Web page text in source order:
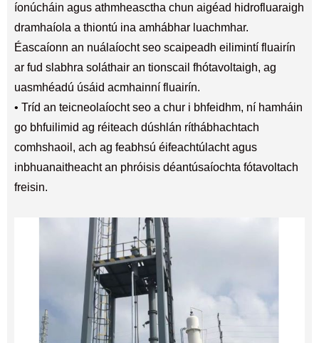
íonúcháin agus athmheasctha chun aigéad hidrofluaraigh
dramhaíola a thiontú ina amhábhar luachmhar.
Éascaíonn an nuálaíocht seo scaipeadh eilimintí fluairín
ar fud slabhra soláthair an tionscail fhótavoltaigh, ag
uasmhéadú úsáid acmhainní fluairín.
• Tríd an teicneolaíocht seo a chur i bhfeidhm, ní hamháin
go bhfuilimid ag réiteach dúshlán ríthábhachtach
comhshaoil, ach ag feabhsú éifeachtúlacht agus
inbhuanaitheacht an phróisis déantúsaíochta fótavoltach
freisin.